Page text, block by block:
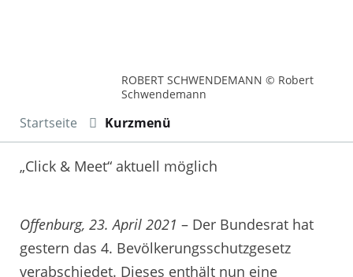
ROBERT SCHWENDEMANN © Robert
Schwendemann
Startseite Kurzmenü
„Click & Meet“ aktuell möglich
Offenburg, 23. April 2021 – Der Bundesrat hat
gestern das 4. Bevölkerungsschutzgesetz
verabschiedet. Dieses enthält nun eine